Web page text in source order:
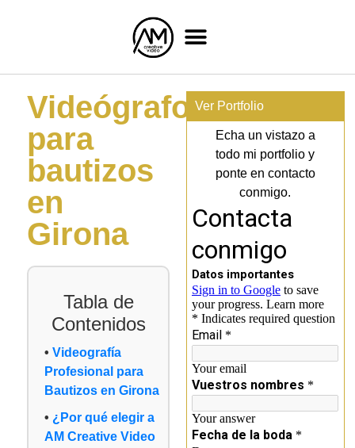
Videógrafo
para
bautizos
en
Girona
Tabla de
Contenidos
Videografía
Profesional para
Bautizos en Girona
¿Por qué elegir a
AM Creative Video
Ver Portfolio
Echa un vistazo a
todo mi portfolio y
ponte en contacto
conmigo.